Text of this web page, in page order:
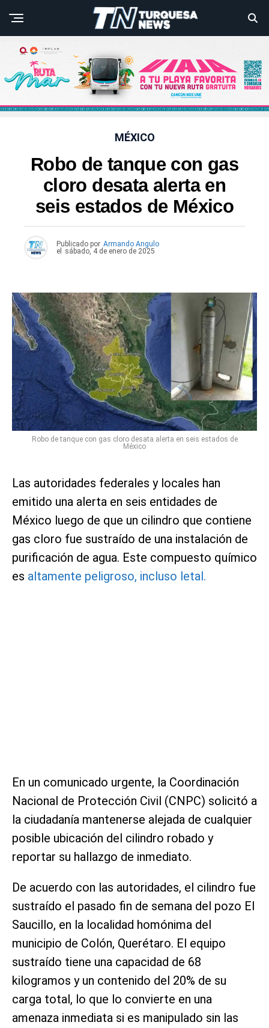
MÉXICO
Robo de tanque con gas
cloro desata alerta en
seis estados de México
Publicado por Armando Angulo
el
sábado, 4 de enero de 2025
Robo de tanque con gas cloro desata alerta en seis estados de
México
Las autoridades federales y locales han
emitido una alerta en seis entidades de
México luego de que un cilindro que contiene
gas cloro fue sustraído de una instalación de
purificación de agua. Este compuesto químico
es altamente peligroso, incluso letal.
En un comunicado urgente, la Coordinación
Nacional de Protección Civil (CNPC) solicitó a
la ciudadanía mantenerse alejada de cualquier
posible ubicación del cilindro robado y
reportar su hallazgo de inmediato.
De acuerdo con las autoridades, el cilindro fue
sustraído el pasado fin de semana del pozo El
Saucillo, en la localidad homónima del
municipio de Colón, Querétaro. El equipo
sustraído tiene una capacidad de 68
kilogramos y un contenido del 20% de su
carga total, lo que lo convierte en una
amenaza inmediata si es manipulado sin las